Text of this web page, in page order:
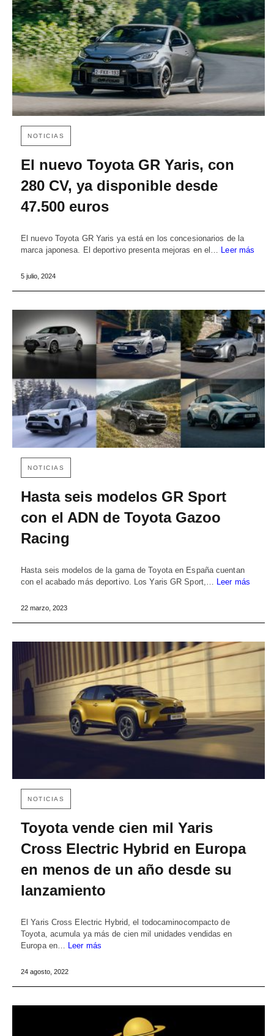
NOTICIAS
El nuevo Toyota GR Yaris, con
280 CV, ya disponible desde
47.500 euros
El nuevo Toyota GR Yaris ya está en los concesionarios de la
marca japonesa. El deportivo presenta mejoras en el… Leer más
5 julio, 2024
NOTICIAS
Hasta seis modelos GR Sport
con el ADN de Toyota Gazoo
Racing
Hasta seis modelos de la gama de Toyota en España cuentan
con el acabado más deportivo. Los Yaris GR Sport,… Leer más
22 marzo, 2023
NOTICIAS
Toyota vende cien mil Yaris
Cross Electric Hybrid en Europa
en menos de un año desde su
lanzamiento
El Yaris Cross Electric Hybrid, el todocaminocompacto de
Toyota, acumula ya más de cien mil unidades vendidas en
Europa en… Leer más
24 agosto, 2022